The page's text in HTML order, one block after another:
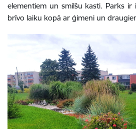
elementiem un smilšu kasti. Parks ir
brīvo laiku kopā ar ģimeni un